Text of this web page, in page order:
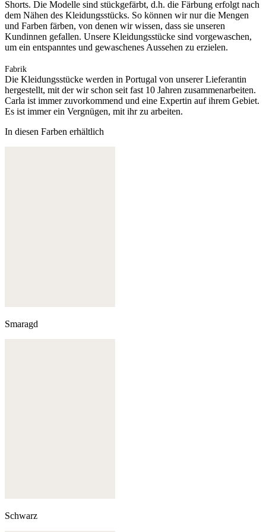
Shorts. Die Modelle sind stückgefärbt, d.h. die Färbung erfolgt nach
dem Nähen des Kleidungsstücks. So können wir nur die Mengen
und Farben färben, von denen wir wissen, dass sie unseren
Kundinnen gefallen. Unsere Kleidungsstücke sind vorgewaschen,
um ein entspanntes und gewaschenes Aussehen zu erzielen.
Fabrik
Die Kleidungsstücke werden in Portugal von unserer Lieferantin
hergestellt, mit der wir schon seit fast 10 Jahren zusammenarbeiten.
Carla ist immer zuvorkommend und eine Expertin auf ihrem Gebiet.
Es ist immer ein Vergnügen, mit ihr zu arbeiten.
In diesen Farben erhältlich
Smaragd
Schwarz